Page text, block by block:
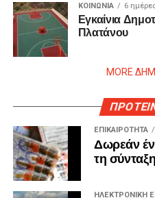
ΚΟΙΝΩΝΙΑ 6
Εγκαίνια
Πλατάνου
MORE
ΕΠΙΚΑΙΡΟΤΗΤΑ
Δωρεάν
τη σύνταξη
ΗΛΕΚΤΡΟΝΙΚΗ